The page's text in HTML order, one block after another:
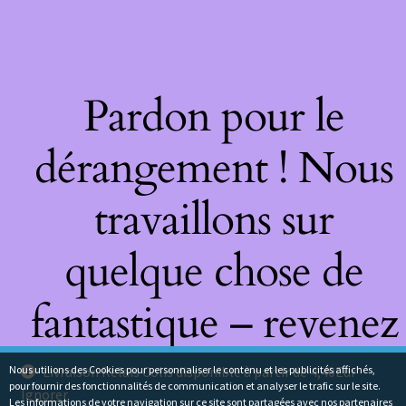
Livraison Relais Colis disponible à partir de 4,40Eur
Ignorer
Pardon pour le
dérangement ! Nous
travaillons sur
quelque chose de
fantastique – revenez
bientôt !
Nous utilions des Cookies pour personnaliser le contenu et les publicités affichés,
pour fournir des fonctionnalités de communication et analyser le trafic sur le site.
Les informations de votre navigation sur ce site sont partagées avec nos partenaires